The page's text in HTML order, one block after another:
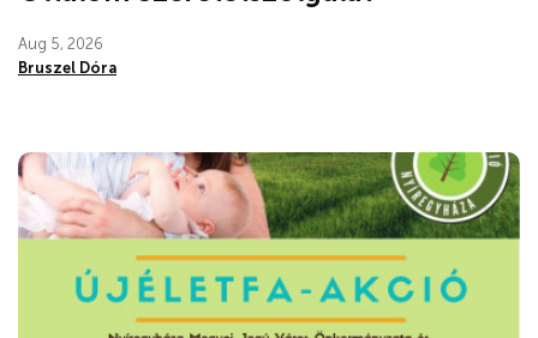
Aug 5, 2026
Bruszel Dóra